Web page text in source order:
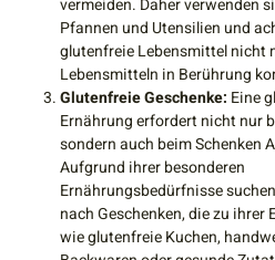
vermeiden. Daher verwenden
Pfannen und Utensilien und
glutenfreie Lebensmittel nicht
Lebensmitteln in Berührung
Glutenfreie Geschenke: Eine
Ernährung erfordert nicht nur
sondern auch beim Schenken
Aufgrund ihrer besonderen
Ernährungsbedürfnisse
nach Geschenken, die zu ihrer
wie glutenfreie Kuchen,